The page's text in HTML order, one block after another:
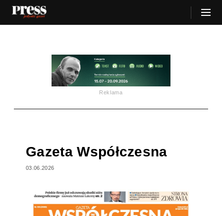
Reklama
Gazeta Współczesna
03.06.2026